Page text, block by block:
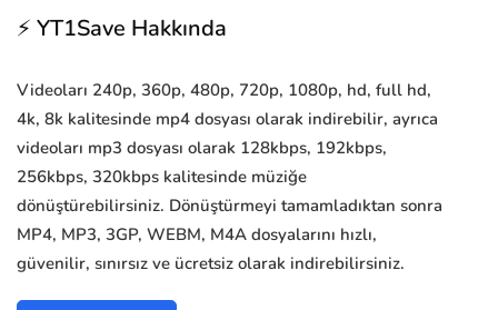
⚡ YT1Save Hakkında
Videoları 240p, 360p, 480p, 720p, 1080p, hd, full hd,
4k, 8k kalitesinde mp4 dosyası olarak indirebilir, ayrıca
videoları mp3 dosyası olarak 128kbps, 192kbps,
256kbps, 320kbps kalitesinde müziğe
dönüştürebilirsiniz. Dönüştürmeyi tamamladıktan sonra
MP4, MP3, 3GP, WEBM, M4A dosyalarını hızlı,
güvenilir, sınırsız ve ücretsiz olarak indirebilirsiniz.